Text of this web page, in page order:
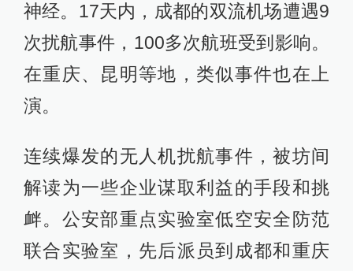
神经。17天内，成都的双流机场遭遇9
次扰航事件，100多次航班受到影响。
在重庆、昆明等地，类似事件也在上
演。
连续爆发的无人机扰航事件，被坊间
解读为一些企业谋取利益的手段和挑
衅。公安部重点实验室低空安全防范
联合实验室，先后派员到成都和重庆